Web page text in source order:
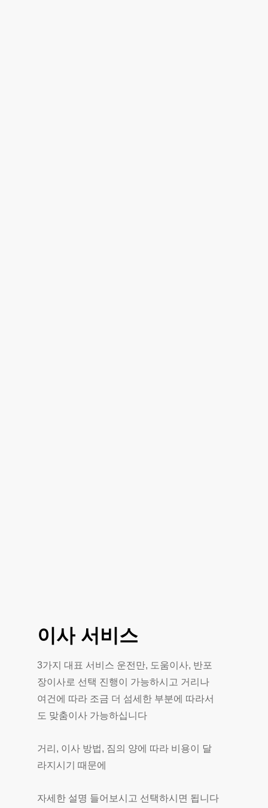
이사 서비스
3가지 대표 서비스 운전만, 도움이사, 반포
장이사로 선택 진행이 가능하시고 거리나
여건에 따라 조금 더 섬세한 부분에 따라서
도 맞춤이사 가능하십니다
거리, 이사 방법, 짐의 양에 따라 비용이 달
라지시기 때문에
자세한 설명 들어보시고 선택하시면 됩니다